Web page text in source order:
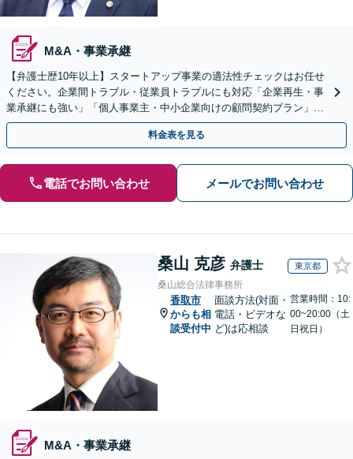
M&A・事業承継
【弁護士歴10年以上】スタートアップ事業の適法性チェックはお任せ
ください。企業間トラブル・従業員トラブルにも対応「企業再生・事
業承継にも強い」「個人事業主・中小企業向けの顧問契約プラン」
【休日・夜間対応】【Web相談可】
料金表を見る
電話でお問い合わせ メールでお問い合わせ
桑山 克彦 弁護士 東京都
桑山総合法律事務所
香取市
からも相
談受付中
面談方法(対面・
電話・ビデオな
ど)は応相談
営業時間：10:
00~20:00（土
日祝日）
M&A・事業承継